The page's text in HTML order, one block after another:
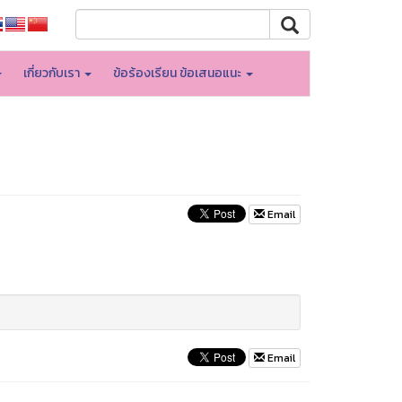
เกี่ยวกับเรา ข้อร้องเรียน ข้อเสนอแนะ
Email
Email